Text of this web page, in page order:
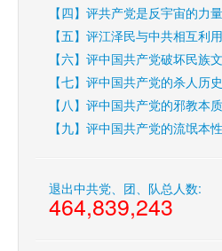
【四】评共产党是反宇宙的力量
【五】评江泽民与中共相互利
【六】评中国共产党破坏民族
【七】评中国共产党的杀人历史
【八】评中国共产党的邪教本质
【九】评中国共产党的流氓本性
退出中共党、团、队总人数:
464,839,243